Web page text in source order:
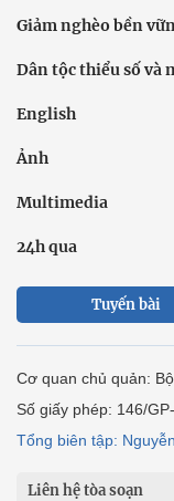
Giảm nghèo bền
Dân tộc thiểu số và
English
Ảnh
Multimedia
24h qua
Tuyến bài
Cơ quan chủ quản:
Số giấy phép: 146/
Tổng biên tập:
Liên hệ tòa soạn